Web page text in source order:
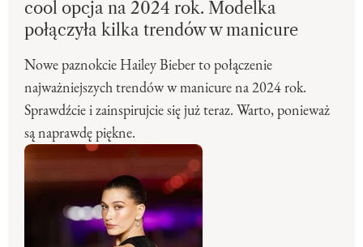
cool opcja na 2024 rok. Modelka
połączyła kilka trendów w manicure
Nowe paznokcie Hailey Bieber to połączenie
najważniejszych trendów w manicure na 2024 rok.
Sprawdźcie i zainspirujcie się już teraz. Warto, ponieważ
są naprawdę piękne.